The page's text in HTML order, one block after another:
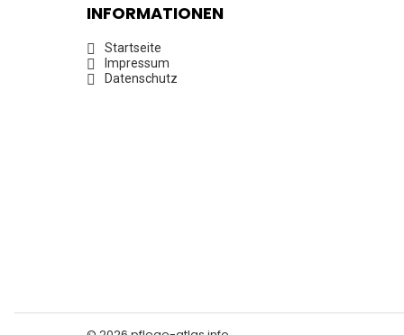
INFORMATIONEN
Startseite
Impressum
Datenschutz